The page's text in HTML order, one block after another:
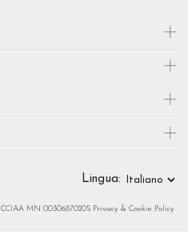
CCIAA MN 00306870205 Privacy & Cookie Policy
Lingua: